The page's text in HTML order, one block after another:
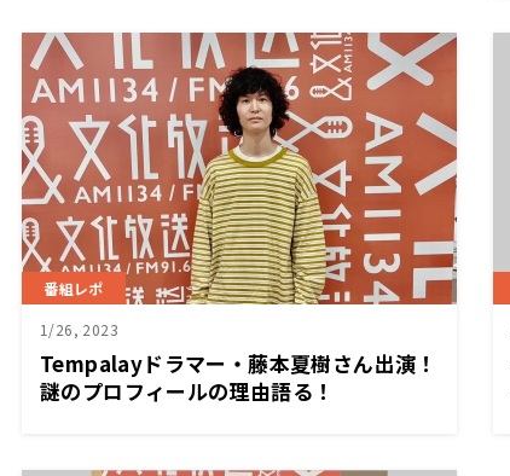
番組レポ
1/26, 2023
Tempalayドラマー・藤本夏樹さん出演！
謎のプロフィールの理由語る！